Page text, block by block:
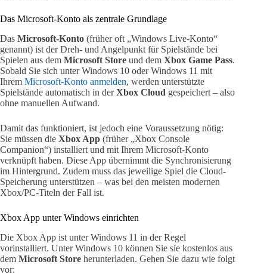
Das Microsoft-Konto als zentrale Grundlage
Das Microsoft-Konto (früher oft „Windows Live-Konto“
genannt) ist der Dreh- und Angelpunkt für Spielstände bei
Spielen aus dem Microsoft Store und dem Xbox Game Pass.
Sobald Sie sich unter Windows 10 oder Windows 11 mit
Ihrem Microsoft-Konto anmelden, werden unterstützte
Spielstände automatisch in derXbox Cloud gespeichert – also
ohne manuellen Aufwand.
Damit das funktioniert, ist jedoch eine Voraussetzung nötig:
Sie müssen die Xbox App (früher „Xbox Console
Companion“) installiert und mit Ihrem Microsoft-Konto
verknüpft haben. Diese App übernimmt die Synchronisierung
im Hintergrund. Zudem muss das jeweilige Spiel die Cloud-
Speicherung unterstützen – was bei den meisten modernen
Xbox/PC-Titeln der Fall ist.
Xbox App unter Windows einrichten
Die Xbox App ist unter Windows 11 in der Regel
vorinstalliert. Unter Windows 10 können Sie sie kostenlos aus
dem Microsoft Store herunterladen. Gehen Sie dazu wie folgt
vor: